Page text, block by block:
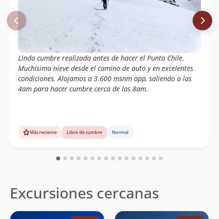
Jose Guridi
Magdalena Fernandez Perez
13/12/15
David Valdés
Sergio Larrondo
Claudio Rosas
Agustin Ferrer
Alberto Ugalde
15/03/15
Luis Ignacio Salazar Vargas
Oliver Francisco Bravo
21/12/14
Daniela Quiroz Olguín
Aldo Caneo
Natalia Bugedo
21/03/14
Alejandro Lara Cifuentes
Linda cumbre realizada antes de hacer el Punta Chile.
Muchísima nieve desde el camino de auto y en excelentes
condiciones. Alojamos a 3.600 msnm app, saliendo a las
4am para hacer cumbre cerca de las 8am.
Más reciente Libro de cumbre Normal
Excursiones cercanas